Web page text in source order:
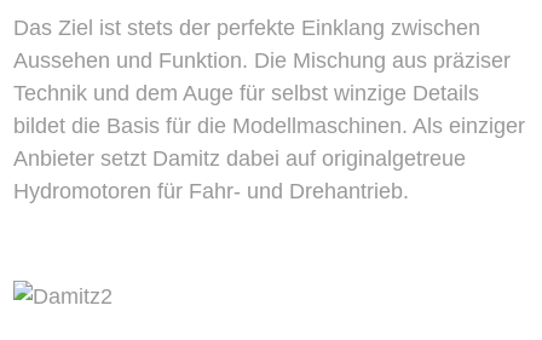
Das Ziel ist stets der perfekte Einklang zwischen
Aussehen und Funktion. Die Mischung aus präziser
Technik und dem Auge für selbst winzige Details
bildet die Basis für die Modellmaschinen. Als einziger
Anbieter setzt Damitz dabei auf originalgetreue
Hydromotoren für Fahr- und Drehantrieb.